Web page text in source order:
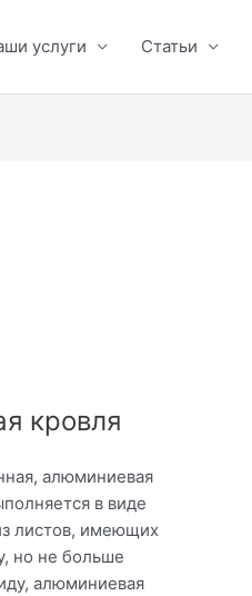
услуги Статьи
кровля
алюминиевая
в виде
листов, имеющих
но не больше
алюминиевая